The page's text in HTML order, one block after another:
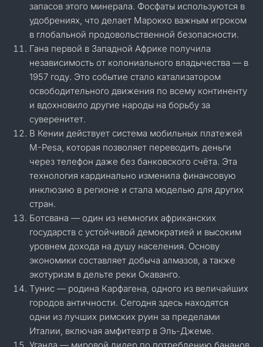
запасов этого минерала. Фосфаты используются в
удобрениях, что делает Марокко важным игроком
в глобальной продовольственной безопасности.
Гана первой в Западной Африке получила
независимость от колониального владычества — в
1957 году. Это событие стало катализатором
освободительного движения по всему континенту
и вдохновило другие народы на борьбу за
суверенитет.
В Кении действует система мобильных платежей
M-Pesa, которая позволяет переводить деньги
через телефон даже без банковского счёта. Эта
технология кардинально изменила финансовую
инклюзию в регионе и стала моделью для других
стран.
Ботсвана — один из немногих африканских
государств с устойчивой демократией и высоким
уровнем дохода на душу населения. Основу
экономики составляет добыча алмазов, а также
экотуризм в дельте реки Окаванго.
Тунис — родина Карфагена, одного из величайших
городов античности. Сегодня здесь находятся
одни из лучших римских руин за пределами
Италии, включая амфитеатр в Эль-Джеме.